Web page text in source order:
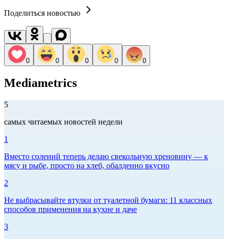
Поделиться новостью
0 0 0 0 0
Mediametrics
5
самых читаемых новостей недели
1
Вместо солений теперь делаю свекольную хреновину — к
мясу и рыбе, просто на хлеб, обалденно вкусно
2
Не выбрасывайте втулки от туалетной бумаги: 11 классных
способов применения на кухне и даче
3